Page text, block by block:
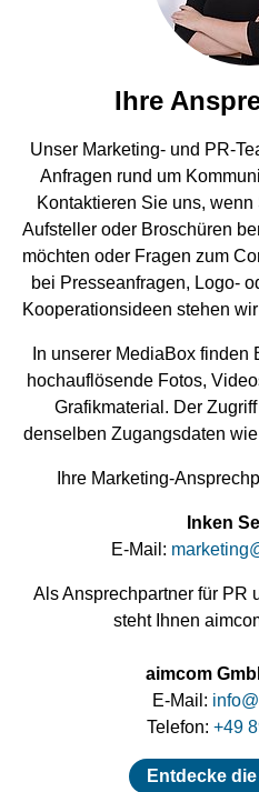
Ihre
Unser Marketing- und PR-
Anfragen rund um
Kontaktieren Sie uns,
Aufsteller oder Broschüren
möchten oder Fragen zum
bei Presseanfragen, Logo-
Kooperationsideen stehen
In unserer MediaBox
hochauflösende Fotos,
Grafikmaterial. Der
denselben Zugangsdaten
Ihre Marketing-
Inken
E-Mail: marketing
Als Ansprechpartner für PR
steht Ihnen
aimcom
E-Mail: info@
Telefon: +49
Entdecke
Reifenmontiergeräte
OEM Freigaben
Renault
Maserati
Scheinwerferprüfung